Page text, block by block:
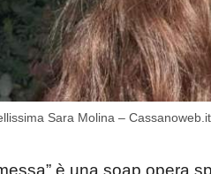
Sara Molina – Cassanoweb.it